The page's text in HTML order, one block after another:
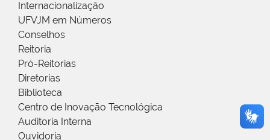
Internacionalização
UFVJM em Números
Conselhos
Reitoria
Pró-Reitorias
Diretorias
Biblioteca
Centro de Inovação Tecnológica
Auditoria Interna
Ouvidoria